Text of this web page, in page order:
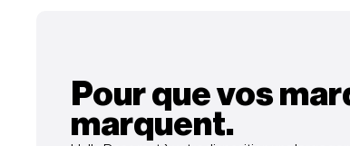
Pour que vos
marquent.